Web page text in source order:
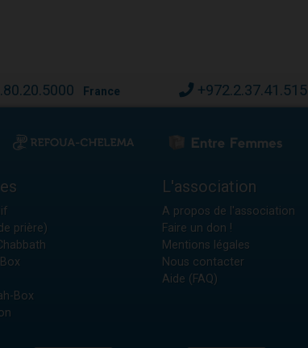
France +972.2.37.41.515
prière)
Box
L'association
A propos de l'association
Faire un don !
Mentions légales
Nous contacter
Aide (FAQ)